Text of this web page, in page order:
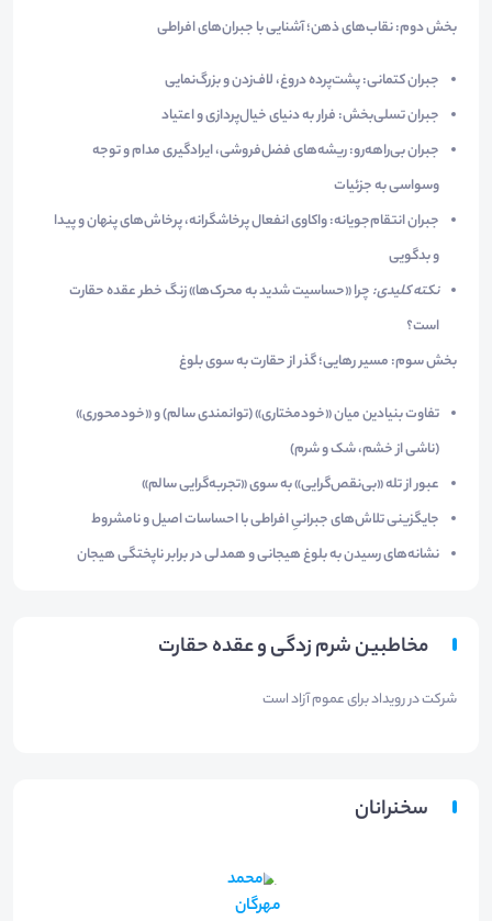
بخش دوم: نقاب‌های ذهن؛ آشنایی با جبران‌های افراطی
جبران کتمانی:پشت‌پرده دروغ، لاف‌زدن و بزرگ‌نمایی
جبران تسلی‌بخش:فرار به دنیای خیال‌پردازی و اعتیاد
جبران بی‌راهه‌رو:ریشه‌های فضل‌فروشی، ایرادگیری مدام و توجه
وسواسی به جزئیات
جبران انتقام‌جویانه:واکاوی انفعال پرخاشگرانه، پرخاش‌های پنهان و پیدا
و بدگویی
نکته کلیدی:چرا «حساسیت شدید به محرک‌ها» زنگ خطر عقده حقارت
است؟
بخش سوم: مسیر رهایی؛ گذر از حقارت به سوی بلوغ
تفاوت بنیادین میان «خودمختاری» (توانمندی سالم) و «خودمحوری»
(ناشی از خشم، شک و شرم)
عبور از تله «بی‌نقص‌گرایی» به سوی «تجربه‌گرایی سالم»
جایگزینی تلاش‌های جبرانیِ افراطی با احساسات اصیل و نامشروط
نشانه‌های رسیدن به بلوغ هیجانی و همدلی در برابر ناپختگی هیجان
مخاطبین شرم زدگی و عقده حقارت
شرکت در رویداد برای عموم آزاد است
سخنرانان